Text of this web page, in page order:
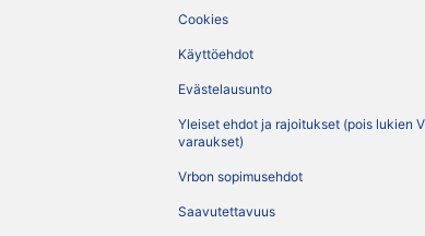
Cookies
Käyttöehdot
Evästelausunto
Yleiset ehdot ja rajoitukset (pois lukien
varaukset)
Vrbon sopimusehdot
Saavutettavuus